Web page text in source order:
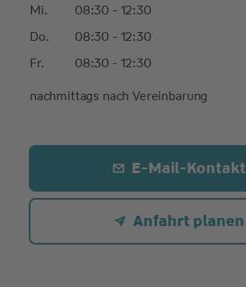
Mi.
08:30 - 12:30
Do.
08:30 - 12:30
Fr.
08:30 - 12:30
nachmittags nach Vereinbarung
E-Mail-Kontakt
Anfahrt planen